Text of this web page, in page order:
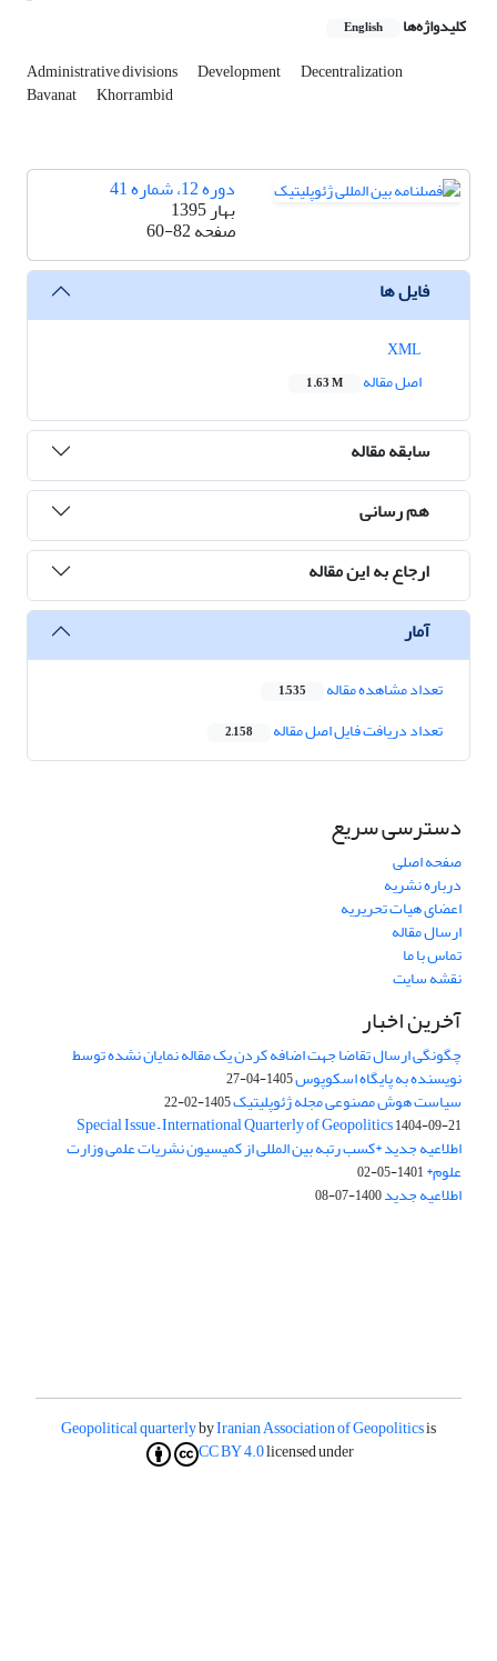
کلیدواژه‌ها English
Administrative divisions Development Decentralization
Bavanat Khorrambid
دوره 12، شماره 41
بهار 1395
صفحه60-82
فایل ها
اصل مقاله
1.63 M
سابقه مقاله
هم رسانی
ارجاع به این مقاله
آمار
تعداد مشاهده مقاله 1,535
تعداد دریافت فایل اصل مقاله 2,158
دسترسی سریع
صفحه اصلی
درباره نشریه
اعضای هیات تحریریه
ارسال مقاله
تماس با ما
نقشه سایت
آخرین اخبار
چگونگی ارسال تقاضا جهت اضافه کردن یک مقاله نمایان نشده توسط
نویسنده به پایگاه اسکوپوس1405-04-27
سیاست هوش مصنوعی مجله ژئوپلیتیک1405-02-22
Special Issue – International Quarterly of Geopolitics1404-09-21
اطلاعیه جدید *کسب رتبه بین المللی از کمیسیون نشریات علمی وزارت
علوم*1401-05-02
اطلاعیه جدید1400-07-08
Geopolitical quarterlybyIranian Association of Geopoliticsis
licensed under
CC BY 4.0